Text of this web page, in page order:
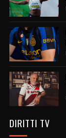
DIRITTI TV